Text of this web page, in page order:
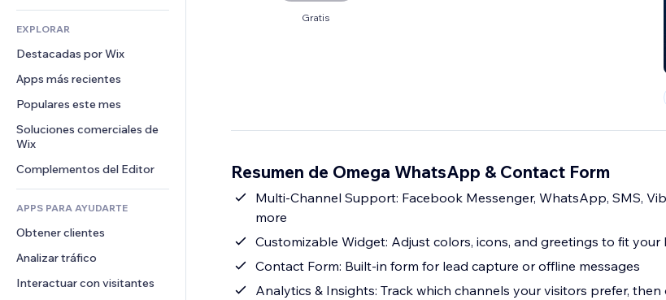
Anuncios del sitio
Email
Contabilidad
Cupones y fidelización
Almacenamiento de mercancía
Crowdfunding
Alimentos y bebidas
Inmobiliarias
Reservas
Pódcast
Fotografía
Video
PDF
Compartir archivos
Noticias
Servicios de contenido
Efectos de texto
Privacidad y seguridad
Reloj
Plantillas para páginas
Efectos de imágenes
Botones y menús
Banners e insignias
Calculadoras
Buscar
Formularios
Encuestas
Chat
Comentarios
Teléfono
Comunidad
Reseñas y testimonios
EXPLORAR
Destacadas por Wix
Apps más recientes
Populares este mes
Soluciones comerciales de
Wix
Complementos del Editor
APPS PARA AYUDARTE
Obtener clientes
Analizar tráfico
Interactuar con visitantes
Gratis
Resumen de Omega WhatsApp & Contact Form
Multi-Channel Support: Facebook Messenger, WhatsApp, SMS,
more
Customizable Widget: Adjust colors, icons, and greetings to fit your
Contact Form: Built-in form for lead capture or offline messages
Analytics & Insights: Track which channels your visitors prefer,